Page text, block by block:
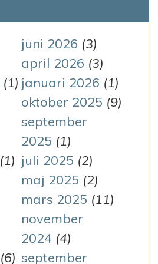
juni 2026 (3)
april 2026 (3)
(1) januari 2026 (1)
oktober 2025 (9)
september
2025 (1)
(1) juli 2025 (2)
maj 2025 (2)
mars 2025 (11)
november
2024 (4)
(6) september